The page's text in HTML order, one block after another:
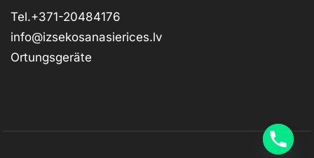
Tel.+371-20484176
info@izsekosanasierices.lv
Ortungsgeräte